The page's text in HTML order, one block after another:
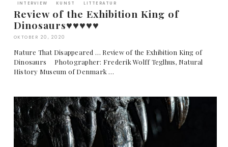
INTERVIEW KUNST LITTERATUR
Review of the Exhibition King of
Dinosaurs♥︎♥︎♥︎♥︎♥︎
OKTOBER 20, 2020
Nature That Disappeared … Review of the Exhibition King of
Dinosaurs Photographer: Frederik Wolff Teglhus, Natural
History Museum of Denmark …